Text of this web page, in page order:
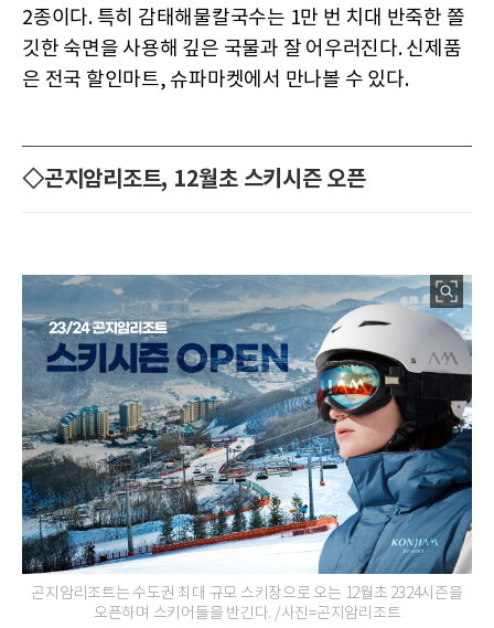
2종이다. 특히 감태해물칼국수는 1만 번 치대 반죽한 쫄
깃한 숙면을 사용해 깊은 국물과 잘 어우러진다. 신제품
은 전국 할인마트, 슈파마켓에서 만나볼 수 있다.
◇곤지암리조트, 12월초 스키시즌 오픈
곤지암리조트는 수도권 최대 규모 스키장으로 오는 12월초 2324시즌을
오픈하며 스키어들을 반긴다. /사진=곤지암리조트